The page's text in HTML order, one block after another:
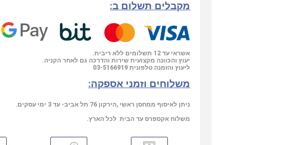
מקבלים תשלום ב:
אשראי עד 12 תשלומים ללא ריבית.
יעוץ והכוונה מקצועית שירות והדרכה גם לאחר הקניה.
ליעוץ והזמנה טלפונית 03-5166919
משלוחים וזמני אספקה:
ניתן לאיסוף ממחסן ראשי ,הירקון 76 תל אביב- עד 3 ימי עסקים.
משלוח אקספרס עד הבית לכל הארץ.